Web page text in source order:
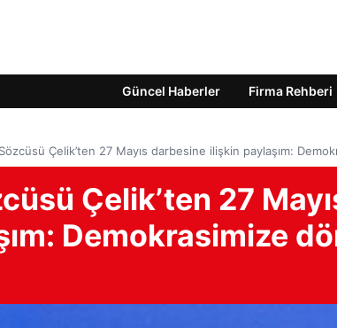
Güncel Haberler Firma Rehberi
Çelik’ten 27 Mayıs darbesine ilişkin paylaşım:
Çelik’ten 27
Demokrasimize